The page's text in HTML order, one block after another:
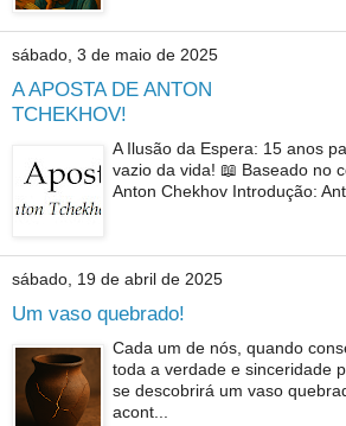
sábado, 3 de maio de 2025
A APOSTA DE ANTON
TCHEKHOV!
A Ilusão da Espera: 15 anos
vazio da vida! 📖 Baseado no
Anton Chekhov Introdução:
sábado, 19 de abril de 2025
Um vaso quebrado!
Cada um de nós, quando
toda a verdade e sinceridade
se descobrirá um vaso
acont...